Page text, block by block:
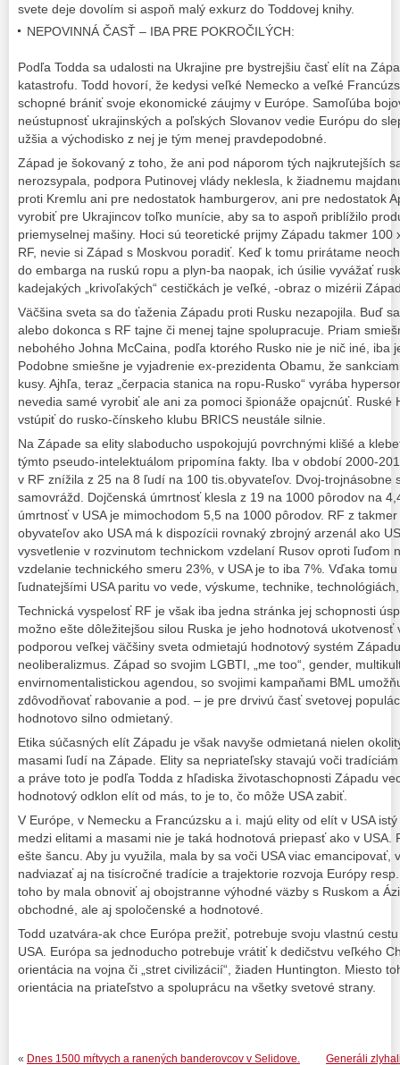
svete deje dovolím si aspoň malý exkurz do Toddovej knihy.
NEPOVINNÁ ČASŤ – IBA PRE POKROČILÝCH:
Podľa Todda sa udalosti na Ukrajine pre bystrejšiu časť elít na
katastrofu. Todd hovorí, že kedysi veľké Nemecko a veľké
schopné brániť svoje ekonomické záujmy v Európe. Samoľúba
neústupnosť ukrajinských a poľských Slovanov vedie Európu do
užšia a východisko z nej je tým menej pravdepodobné.
Západ je šokovaný z toho, že ani pod náporom tých najkrutejších
nerozsypala, podpora Putinovej vlády neklesla, k žiadnemu
proti Kremlu ani pre nedostatok hamburgerov, ani pre nedostatok
vyrobiť pre Ukrajincov toľko munície, aby sa to aspoň priblížilo
priemyselnej mašiny. Hoci sú teoretické prijmy Západu takmer 100
RF, nevie si Západ s Moskvou poradiť. Keď k tomu prirátame
do embarga na ruskú ropu a plyn-ba naopak, ich úsilie vyvážať
kadejakých „krivoľakých“ cestičkách je veľké, -obraz o mizérii
Väčšina sveta sa do ťaženia Západu proti Rusku nezapojila. Buď
alebo dokonca s RF tajne či menej tajne spolupracuje. Priam
nebohého Johna McCaina, podľa ktorého Rusko nie je nič iné, iba
Podobne smiešne je vyjadrenie ex-prezidenta Obamu, že
kusy. Ajhľa, teraz „čerpacia stanica na ropu-Rusko“ vyrába
nevedia samé vyrobiť ale ani za pomoci špionáže opajcnúť. Ruské
vstúpiť do rusko-čínskeho klubu BRICS neustále silnie.
Na Západe sa elity slaboducho uspokojujú povrchnými klišé a
týmto pseudo-intelektuálom pripomína fakty. Iba v období 2000-
v RF znížila z 25 na 8 ľudí na 100 tis.obyvateľov. Dvoj-trojnásobne
samovrážd. Dojčenská úmrtnosť klesla z 19 na 1000 pôrodov na
úmrtnosť v USA je mimochodom 5,5 na 1000 pôrodov. RF z
obyvateľov ako USA má k dispozícii rovnaký zbrojný arzenál ako
vysvetlenie v rozvinutom technickom vzdelaní Rusov oproti ľuďom
vzdelanie technického smeru 23%, v USA je to iba 7%. Vďaka
ľudnatejšími USA paritu vo vede, výskume, technike,
Technická vyspelosť RF je však iba jedna stránka jej schopnosti
možno ešte dôležitejšou silou Ruska je jeho hodnotová
podporou veľkej väčšiny sveta odmietajú hodnotový systém
neoliberalizmus. Západ so svojim LGBTI, „me too“, gender,
envirnomentalistickou agendou, so svojimi kampaňami BML
zdôvodňovať rabovanie a pod. – je pre drvivú časť svetovej
hodnotovo silno odmietaný.
Etika súčasných elít Západu je však navyše odmietaná nielen
masami ľudí na Západe. Elity sa nepriateľsky stavajú voči
a práve toto je podľa Todda z hľadiska životaschopnosti Západu
hodnotový odklon elít od más, to je to, čo môže USA zabiť.
V Európe, v Nemecku a Francúzsku a i. majú elity od elít v USA
medzi elitami a masami nie je taká hodnotová priepasť ako v USA.
ešte šancu. Aby ju využila, mala by sa voči USA viac emancipovať,
nadviazať aj na tisícročné tradície a trajektorie rozvoja Európy
toho by mala obnoviť aj obojstranne výhodné väzby s Ruskom a
obchodné, ale aj spoločenské a hodnotové.
Todd uzatvára-ak chce Európa prežiť, potrebuje svoju vlastnú
USA. Európa sa jednoducho potrebuje vrátiť k dedičstvu veľkého
orientácia na vojna či „stret civilizácií“, žiaden Huntington. Miesto
orientácia na priateľstvo a spoluprácu na všetky svetové strany.
Generáli
« Dnes 1500 mŕtvych a ranených banderovcov v Selidove.